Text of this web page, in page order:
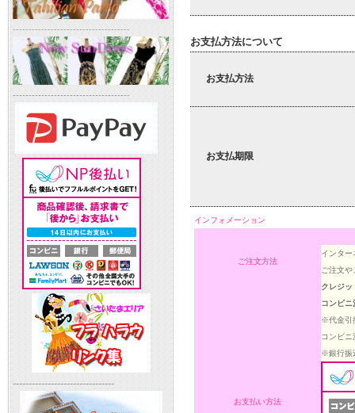
お支払方法について
お支払方法
お支払期限
インフォメーション
ご注文方法
インタ
ご注文
お支払い方法
クレジ
コンビニ
※代金引
コンビ
※銀行振
-------------------------------------
-------------------------------------
--------------------------------